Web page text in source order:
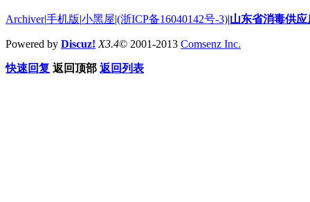
Archiver|手机版|小黑屋|(浙ICP备16040142号-3)|山东省消毒供
Powered by Discuz! X3.4© 2001-2013 Comsenz Inc.
快速回复 返回顶部 返回列表